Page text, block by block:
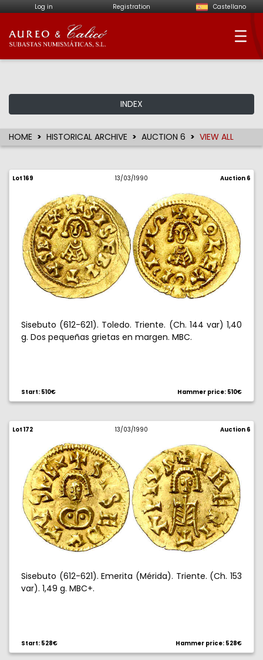
Log in Registration Castellano
Aureo & Calicó -
INDEX
HOME HISTORICAL ARCHIVE AUCTION 6 VIEW ALL
Lot 169 13/03/1990 Auction 6
Sisebuto (612-621). Toledo. Triente. (Ch. 144 var) 1,40
g. Dos pequeñas grietas en margen. MBC.
Start: 510€ Hammer price: 510€
Lot 172 13/03/1990 Auction 6
Sisebuto (612-621). Emerita (Mérida). Triente. (Ch. 153
var). 1,49 g. MBC+.
Start: 528€ Hammer price: 528€